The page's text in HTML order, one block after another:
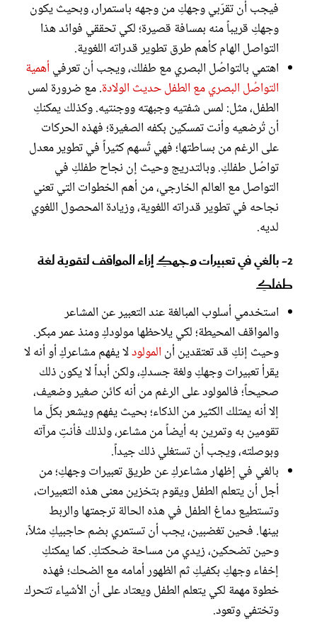
فيجب أن تقرّبي وجهكِ من وجهه باستمرار، وبحيث يكون
وجهكِ قريباً منه بمسافة قصيرة؛ لكي تحققي فوائد هذا
التواصل الهام كأهم طرق تطوير قدراته اللغوية.
اهتمي بالتواصُل البصري مع طفلك، ويجب أن تعرفيأهمية
التواصُل البصري مع الطفل حديث الولادة. مع ضرورة لمس
الطفل، مثل: لمس شفتيه وجبهته ووجنتيه. وكذلك يمكنكِ
أن تُرضعيه وأنت تمسكين بكفه الصغيرة؛ فهذه الحركات
على الرغم من بساطتها؛ فهي تُسهم كثيراً في تطوير معدل
تواصُل طفلكِ. وبالتدريج وحيث إن نجاح طفلكِ في
التواصل مع العالم الخارجي، من أهم الخطوات التي تعني
نجاحه في تطوير قدراته اللغوية، وزيادة المحصول اللغوي
لديه.
2- بالغي في تعبيرات وجهكِ إزاء المواقف لتقوية لغة
طفلكِ
استخدمي أسلوب المبالغة عند التعبير عن المشاعر
والمواقف المحيطة؛ لكي يلاحظها مولودكِ ومنذ عمر مبكر.
وحيث إنكِ قد تعتقدين أن المولودلا يفهم مشاعركِ أو أنه لا
يقرأ تعبيرات وجهكِ ولغة جسدكِ، ولكن أبداً لا يكون ذلك
صحيحاً؛ فالمولود على الرغم من أنه كائن صغير وضعيف،
إلا أنه يمتلك الكثير من الذكاء؛ بحيث يفهم ويشعر بكلّ ما
تقومين به وتمرين به أيضاً من مشاعر، ولذلك فأنتِ مرآته
وبوصلته، ويجب أن تستغلي ذلك جيداً.
بالغي في إظهار مشاعركِ عن طريق تعبيرات وجهكِ؛ من
أجل أن يتعلم الطفل ويقوم بتخزين معنى هذه التعبيرات،
وتستطيع دماغ الطفل في هذه الحالة ترجمتها والربط
بينها. فحين تغضبين، يجب أن تستمري بضم حاجبيكِ مثلاً،
وحين تضحكين، زيدي من مساحة ضحكتكِ. كما يمكنكِ
إخفاء وجهكِ بكفيكِ ثم الظهور أمامه مع الضحك؛ فهذه
خطوة مهمة لكي يتعلم الطفل ويعتاد على أن الأشياء تتحرك
وتختفي وتعود.